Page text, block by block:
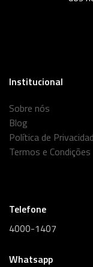
Institucional
Sobre nós
Blog
Política de
Termos e Condições
Telefone
4000-1407
Whatsapp